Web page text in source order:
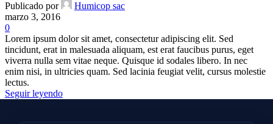
Publicado por
Humicop sac
marzo 3, 2016
0
Lorem ipsum dolor sit amet, consectetur adipiscing elit. Sed
tincidunt, erat in malesuada aliquam, est erat faucibus purus, eget
viverra nulla sem vitae neque. Quisque id sodales libero. In nec
enim nisi, in ultricies quam. Sed lacinia feugiat velit, cursus molestie
lectus.
Seguir leyendo